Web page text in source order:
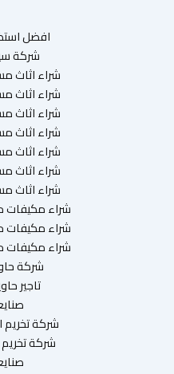
افضل
شركة
شراء اثاث
شراء اثاث
شراء اثاث
شراء اثاث
شراء اثاث
شراء اثاث
شراء اثاث
شراء مكيفات
شراء مكيفات
شراء مكيفات
شركة
تاجير
شركة تخريم
شركة تخريم